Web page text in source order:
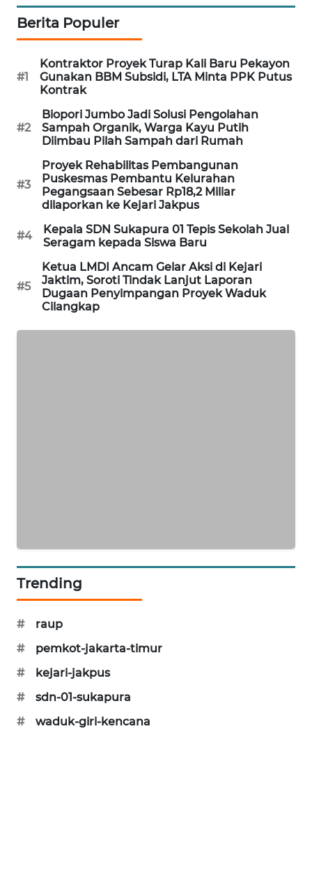
Berita Populer
#1
Kontraktor Proyek Turap Kali Baru Pekayon
Gunakan BBM Subsidi, LTA Minta PPK Putus
Kontrak
#2
Biopori Jumbo Jadi Solusi Pengolahan
Sampah Organik, Warga Kayu Putih
Diimbau Pilah Sampah dari Rumah
#3
Proyek Rehabilitas Pembangunan
Puskesmas Pembantu Kelurahan
Pegangsaan Sebesar Rp18,2 Miliar
dilaporkan ke Kejari Jakpus
#4
Kepala SDN Sukapura 01 Tepis Sekolah Jual
Seragam kepada Siswa Baru
#5
Ketua LMDI Ancam Gelar Aksi di Kejari
Jaktim, Soroti Tindak Lanjut Laporan
Dugaan Penyimpangan Proyek Waduk
Cilangkap
Trending
#
raup
#
pemkot-jakarta-timur
#
kejari-jakpus
#
sdn-01-sukapura
#
waduk-giri-kencana
SONYA
ASA